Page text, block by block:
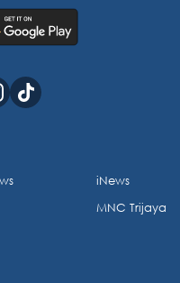
iNews
MNC Trijaya